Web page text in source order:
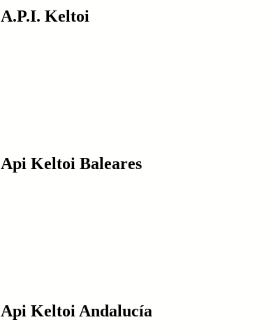
A.P.I. Keltoi
Api Keltoi Baleares
Api Keltoi Andalucía